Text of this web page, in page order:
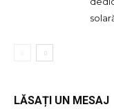
LĂSAȚI UN MESAJ